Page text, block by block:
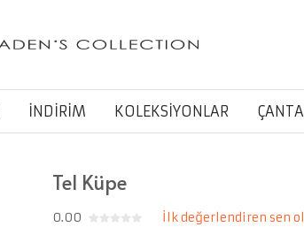
İNDİRİM KOLEKSİYONLAR ÇANTA
Tel Küpe
0.00 İlk değerlendiren sen ol